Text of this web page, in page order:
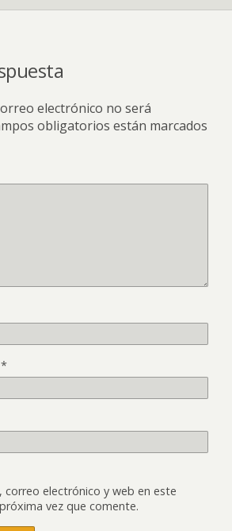
electrónico no será
obligatorios están marcados
*
correo electrónico y web en este
vez que comente.